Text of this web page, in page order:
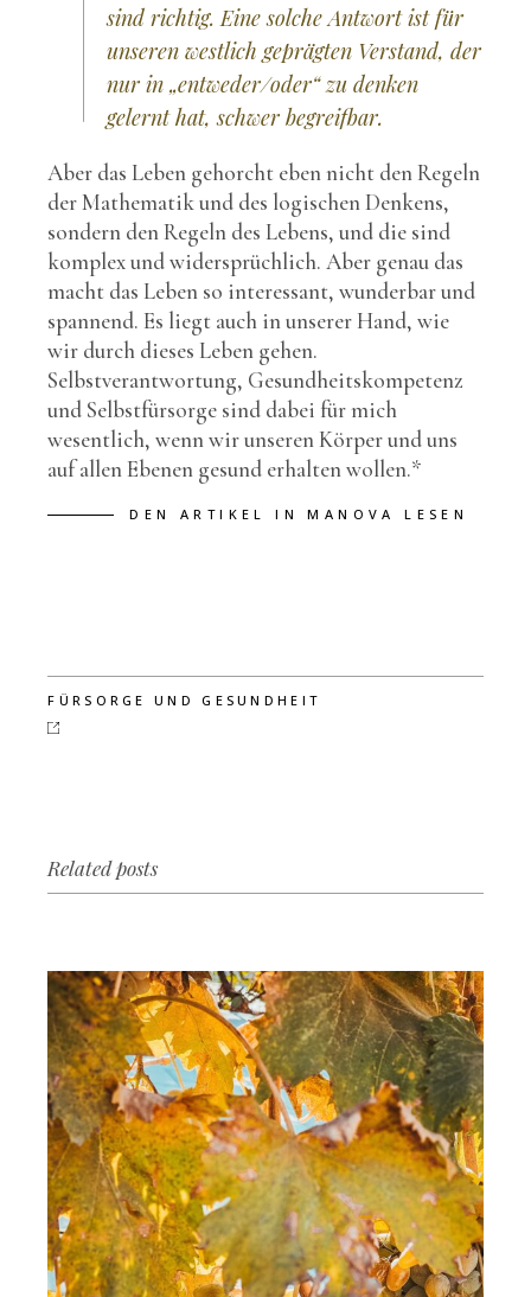
sind richtig. Eine solche Antwort ist für
unseren westlich geprägten Verstand, der
nur in „entweder/oder“ zu denken
gelernt hat, schwer begreifbar.
Aber das Leben gehorcht eben nicht den Regeln
der Mathematik und des logischen Denkens,
sondern den Regeln des Lebens, und die sind
komplex und widersprüchlich. Aber genau das
macht das Leben so interessant, wunderbar und
spannend. Es liegt auch in unserer Hand, wie
wir durch dieses Leben gehen.
Selbstverantwortung, Gesundheitskompetenz
und Selbstfürsorge sind dabei für mich
wesentlich, wenn wir unseren Körper und uns
auf allen Ebenen gesund erhalten wollen.*
DEN ARTIKEL IN MANOVA LESEN
FÜRSORGE UND GESUNDHEIT
Related posts